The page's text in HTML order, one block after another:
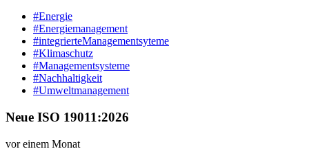
#Energie
#Energiemanagement
#integrierteManagementsyteme
#Klimaschutz
#Managementsysteme
#Nachhaltigkeit
#Umweltmanagement
Neue ISO 19011:2026
vor einem Monat